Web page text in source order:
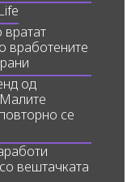
вратат
вработените
од
се
вештачката